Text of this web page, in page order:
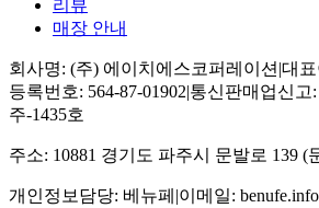
리뷰
매장 안내
회사명: (주) 에이치에스코퍼레이션 |대
등록번호: 564-87-01902|통신판매업신고:
주-1435호
주소: 10881 경기도 파주시 문발로 139 (
개인정보담당: 베뉴페 |이메일: